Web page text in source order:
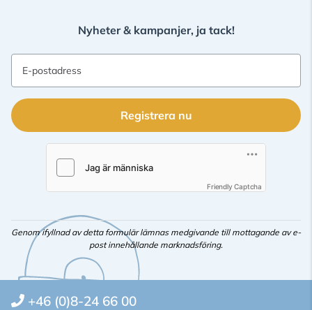
Nyheter & kampanjer, ja tack!
E-postadress
Registrera nu
Friendly Captcha
Genom ifyllnad av detta formulär lämnas medgivande till mottagande av e-
post innehållande marknadsföring.
+46 (0)8-24 66 00